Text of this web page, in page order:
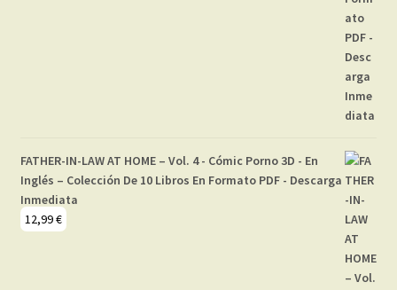
FATHER-IN-LAW AT HOME – Vol. 4 - Cómic Porno 3D - En
Inglés – Colección De 10 Libros En Formato PDF - Descarga
Inmediata
12,99€